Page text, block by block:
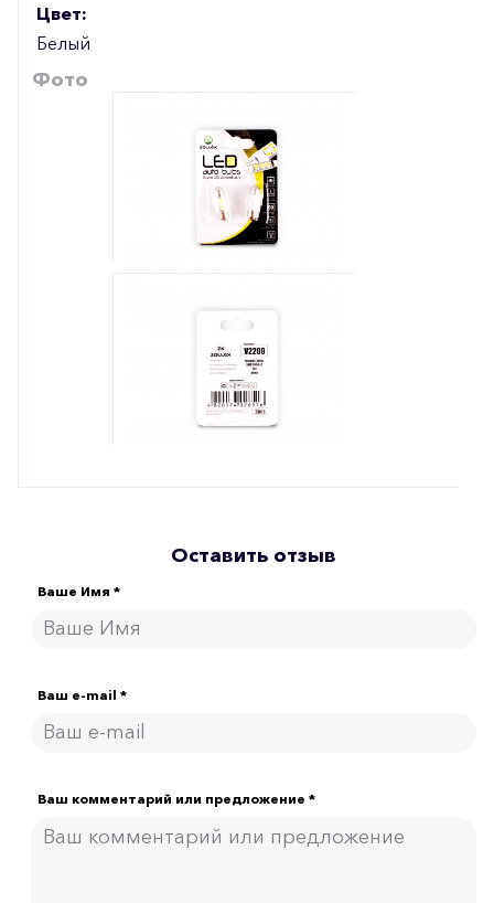
Цвет:
Белый
Фото
Оставить отзыв
Ваше Имя *
Ваш e-mail *
Ваш комментарий или предложение *